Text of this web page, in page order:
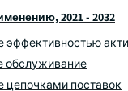
2021 - 2032
эффективностью
обслуживание
цепочками поставок